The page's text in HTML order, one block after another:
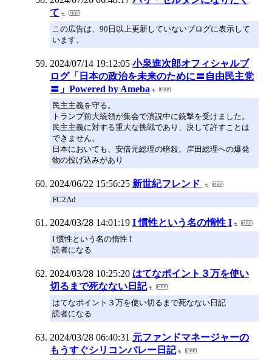
て
この広告は、90日以上更新していないブログに表示して
います。
2024/07/14 19:12:05 小泉進次郎オフィシャルブ
ログ「日本の政治を未来のために〓自由民主党
〓」Powered by Ameba
民主主義を守る。
トランプ前大統領が集会で演説中に銃撃を受けました。
民主主義に対する重大な挑戦であり、決して許すことは
できません。
日本においても、安倍元総理の暗殺、岸田総理への爆発
物の投げ込みがあり
2024/06/22 15:56:25 新世紀フレンド
FC2Ad
2024/03/28 14:01:19 I 慣性という名の惰性 I
I 慣性という名の惰性 I
読者になる
2024/03/28 10:25:20 はてなポイント３万を使い
切るまで死なない日記
はてなポイント３万を使い切るまで死なない日記
読者になる
2024/03/28 06:40:31 元ファンドマネージャーの
もうすぐシリコンバレー日記